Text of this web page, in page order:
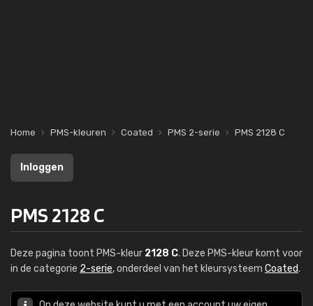
Home PMS-kleuren Coated PMS 2-serie PMS 2128 C
Inloggen
PMS 2128 C
Deze pagina toont PMS-kleur 2128 C. Deze PMS-kleur komt voor
in de categorie 2-serie, onderdeel van het kleursysteem Coated.